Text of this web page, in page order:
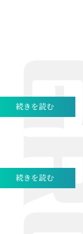
続きを読む
続きを読む